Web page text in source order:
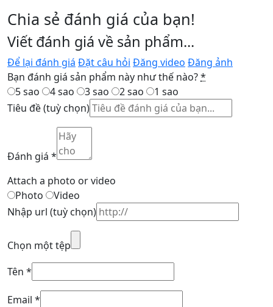
Chia sẻ đánh giá của bạn!
Viết đánh giá về sản phẩm...
Để lại đánh giá Đặt câu hỏi Đăng video Đăng ảnh
Bạn đánh giá sản phẩm này như thế nào?*
5 sao
4 sao 3 sao 2 sao
1 sao
Tiêu đề(tuỳ chọn)
Đánh giá *
Attach a photo or video
Photo
Video
Nhập url (tuỳ chọn)
Chọn một tệp
Tên *
Email *